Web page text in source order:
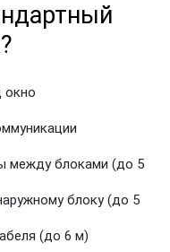
окно
между блоками (до 5
блоку (до 5
(до 6 м)